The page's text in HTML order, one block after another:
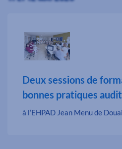
Deux sessions de
bonnes pratiques
à l’EHPAD Jean Menu de